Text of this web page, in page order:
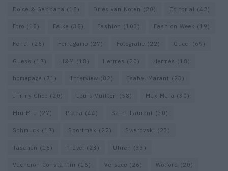
Dolce & Gabbana (18) Dries van Noten (20) Editorial (42)
Etro (18) Falke (35) Fashion (103) Fashion Week (19)
Fendi (26) Ferragamo (27) Fotografie (22) Gucci (69)
Guess (17) H&M (18) Hermes (20) Hermès (18)
homepage (71) Interview (82) Isabel Marant (23)
Jimmy Choo (20) Louis Vuitton (58) Max Mara (30)
Miu Miu (27) Prada (44) Saint Laurent (30)
Schmuck (17) Sportmax (22) Swarovski (23)
Taschen (16) Travel (23) Uhren (33)
Vacheron Constantin (16) Versace (26) Wolford (20)